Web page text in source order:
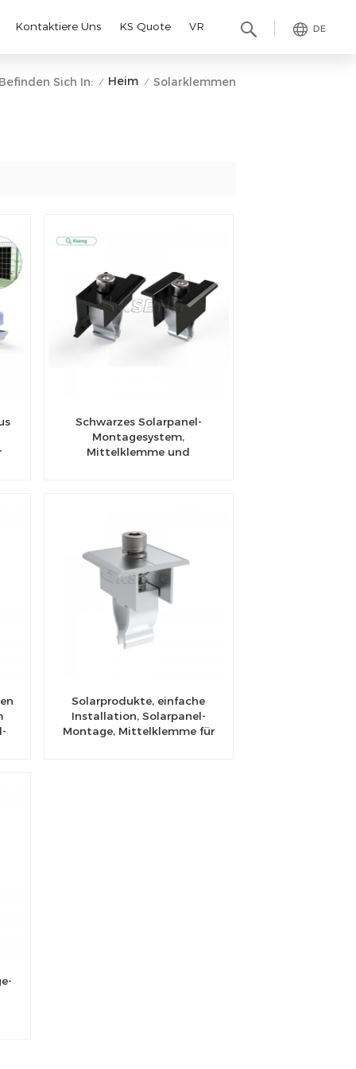
DE
Kontaktiere Uns KS Quote VR
Sich In: / Heim / Solarklemmen
Schwarzes Solarpanel-
Montagesystem,
Mittelklemme und
Solarprodukte, einfache
Installation, Solarpanel-
Montage, Mittelklemme für